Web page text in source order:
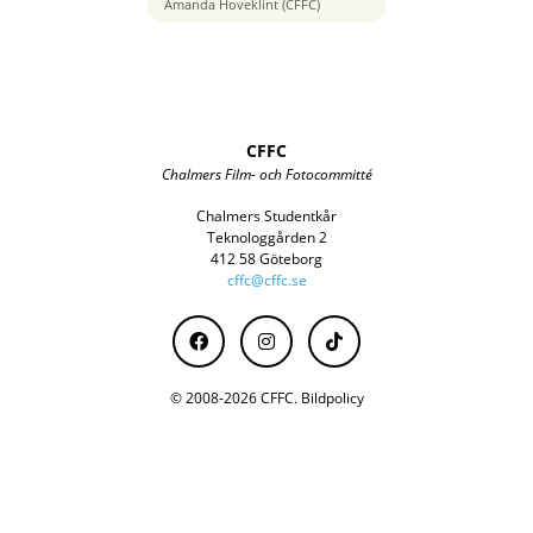
Amanda Hoveklint (CFFC)
CFFC
Chalmers Film- och Fotocommitté
Chalmers Studentkår
Teknologgården 2
412 58 Göteborg
cffc@cffc.se
© 2008-2026 CFFC. Bildpolicy